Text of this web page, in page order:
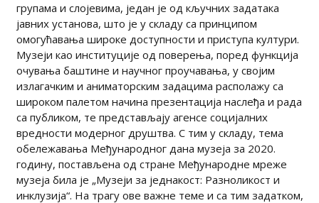
групама и слојевима, један је од кључних задатака
јавних установа, што је у складу са принципом
омогућавања широке доступности и приступа култури.
Музеји као институције од поверења, поред функција
очувања баштине и научног проучавања, у својим
излагачким и аниматорским задацима располажу са
широком палетом начина презентација наслеђа и рада
са публиком, те представљају агенсе социјалних
вредности модерног друштва. С тим у складу, тема
обележавања Међународног дана музеја за 2020.
годину, постављена од стране Међународне мреже
музеја била је „Музеји за једнакост: Разноликост и
инклузија“. На трагу ове важне теме и са тим задатком,